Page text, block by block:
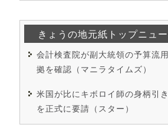
きょうの地元紙トップニュ
会計検査院が副大統領の予算流
拠を確認（マニラタイムズ）
米国が比にキボロイ師の身柄引
を正式に要請（スター）